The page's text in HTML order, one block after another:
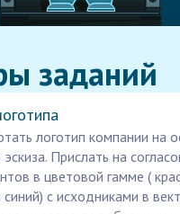
заданий
логотип компании на
Прислать на
в цветовой гамме (
с исходниками в